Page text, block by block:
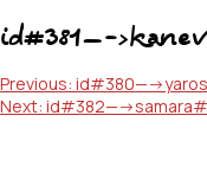
id#381—-
Навигация
по
Previous: id#380—-
Next: id#382—-